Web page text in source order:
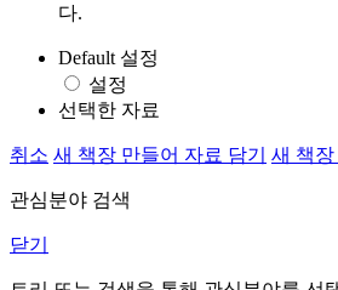
다.
Default 설정
설정
선택한 자료
취소 새 책장 만들어 자료 담기 새 책장
관심분야 검색
닫기